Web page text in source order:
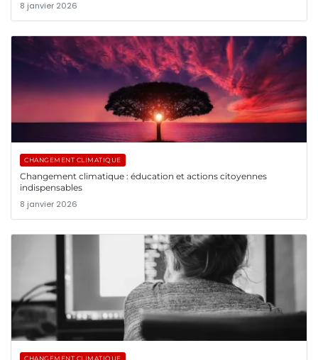
8 janvier 2026
CHANGEMENT CLIMATIQUE
Changement climatique : éducation et actions citoyennes
indispensables
8 janvier 2026
CHANGEMENT CLIMATIQUE